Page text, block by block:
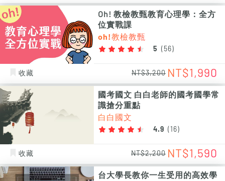
Oh! 教檢教甄教育心理學：全方
位實戰課
oh!教檢教甄
5 ( 56 )
收藏 NT$3,200 NT$1,990
國考國文 白白老師的國考國學常
識搶分重點
白白國文
4.9 ( 16 )
收藏 NT$2,200 NT$1,590
台大學長教你一生受用的高效學